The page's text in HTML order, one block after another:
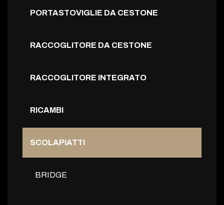
PORTASTOVIGLIE DA CESTONE
RACCOGLITORE DA CESTONE
RACCOGLITORE INTEGRATO
RICAMBI
SCOLAPIATTI
BRIDGE